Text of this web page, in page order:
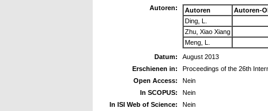
Autoren:
Autoren
Autoren-
Ding, L.
Zhu, Xiao Xiang
Meng, L.
Datum:
August 2013
Erschienen in:
Proceedings of the 26th
Open Access:
Nein
In SCOPUS:
Nein
In ISI Web of Science:
Nein